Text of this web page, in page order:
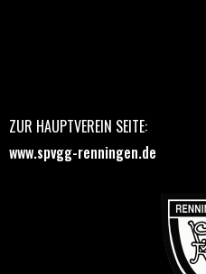
ZUR HAUPTVEREIN SEITE:
www.spvgg-renningen.de